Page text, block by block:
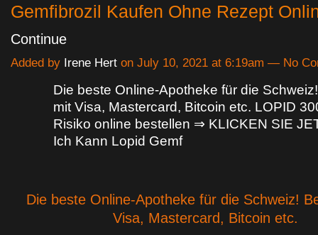
Gemfibrozil Kaufen Ohne Rezept
Continue
Added by Irene Hert on July 10, 2021 at 6:19am — No
Die beste Online-Apotheke für die
mit Visa, Mastercard, Bitcoin etc. LOPID
Risiko online bestellen ⇒ KLICKEN SIE
Ich Kann Lopid Gemf
Die beste Online-Apotheke für die Schweiz!
Visa, Mastercard, Bitcoin etc.